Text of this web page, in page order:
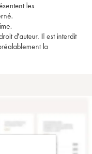
les
d'auteur. Il est interdit
la